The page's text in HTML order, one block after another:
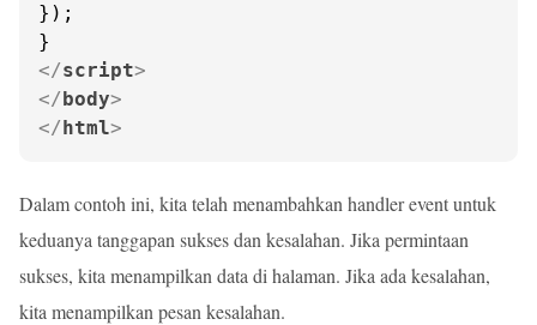
});
</script>
</body>
</html>
Dalam contoh ini, kita telah menambahkan handler event untuk
keduanya tanggapan sukses dan kesalahan. Jika permintaan
sukses, kita menampilkan data di halaman. Jika ada kesalahan,
kita menampilkan pesan kesalahan.